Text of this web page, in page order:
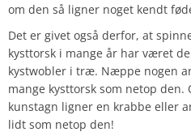
om den så ligner noget kendt
Det er givet også derfor, at
kysttorsk i mange år har været
kystwobler i træ. Næppe nogen
mange kysttorsk som netop
kunstagn ligner en krabbe eller
lidt som netop den!